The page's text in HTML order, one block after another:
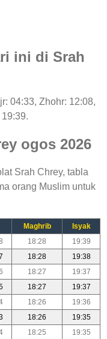
ini di Srah
04:33, Zhohr: 12:08,
ogos 2026
Srah Chrey, tabla
orang Muslim untuk
Maghrib
Isyak
18:28
19:39
18:28
19:38
18:27
19:37
18:27
19:37
18:26
19:36
18:26
19:35
18:25
19:35